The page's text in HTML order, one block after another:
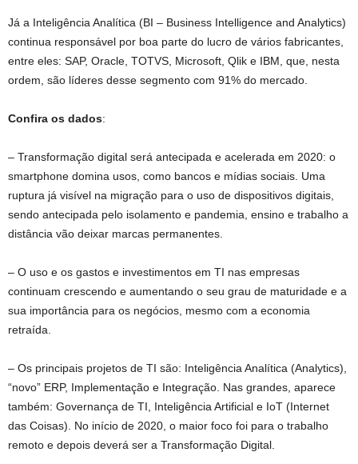
Já a Inteligência Analítica (BI – Business Intelligence and Analytics)
continua responsável por boa parte do lucro de vários fabricantes,
entre eles: SAP, Oracle, TOTVS, Microsoft, Qlik e IBM, que, nesta
ordem, são líderes desse segmento com 91% do mercado.
Confira os dados:
– Transformação digital será antecipada e acelerada em 2020: o
smartphone domina usos, como bancos e mídias sociais. Uma
ruptura já visível na migração para o uso de dispositivos digitais,
sendo antecipada pelo isolamento e pandemia, ensino e trabalho a
distância vão deixar marcas permanentes.
– O uso e os gastos e investimentos em TI nas empresas
continuam crescendo e aumentando o seu grau de maturidade e a
sua importância para os negócios, mesmo com a economia
retraída.
– Os principais projetos de TI são: Inteligência Analítica (Analytics),
“novo” ERP, Implementação e Integração. Nas grandes, aparece
também: Governança de TI, Inteligência Artificial e IoT (Internet
das Coisas). No início de 2020, o maior foco foi para o trabalho
remoto e depois deverá ser a Transformação Digital.